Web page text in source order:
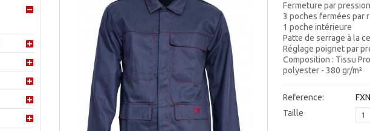
Fermeture par
3 poches fermées par
1 poche intérieure
Patte de serrage à la
Réglage poignet par
Composition : Tissu
polyester - 380 gr/m²
Reference:
Taille
1